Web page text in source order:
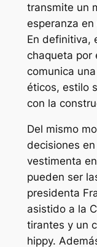
transmite un
esperanza
En definitiva,
chaqueta por
comunica
éticos, estilo
con la
Del mismo
decisiones
vestimenta
pueden ser
presidenta
asistido a la
tirantes y un
hippy.